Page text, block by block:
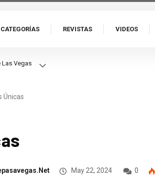
CATEGORÍAS REVISTAS VIDEOS
Únicas
May 22, 2024 0